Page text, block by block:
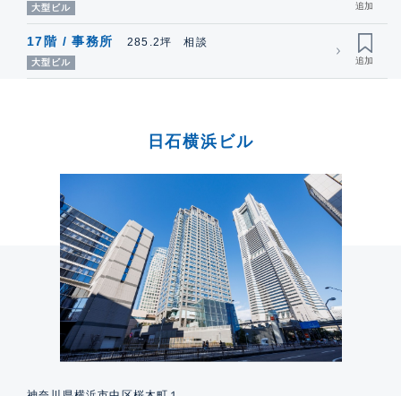
大型ビル
17階 / 事務所 285.2坪 相談
大型ビル
日石横浜ビル